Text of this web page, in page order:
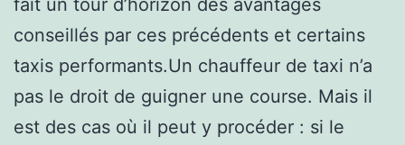
conseillés par ces précédents et certains
taxis performants.Un chauffeur de taxi n’a
pas le droit de guigner une course. Mais il
est des cas où il peut y procéder : si le